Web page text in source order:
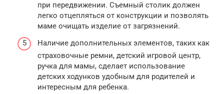
при передвижении. Съемный столик должен
легко отцепляться от конструкции и позволять
маме очищать изделие от загрязнений.
Наличие дополнительных элементов, таких как
страховочные ремни, детский игровой центр,
ручка для мамы, сделает использование
детских ходунков удобным для родителей и
интересным для ребенка.